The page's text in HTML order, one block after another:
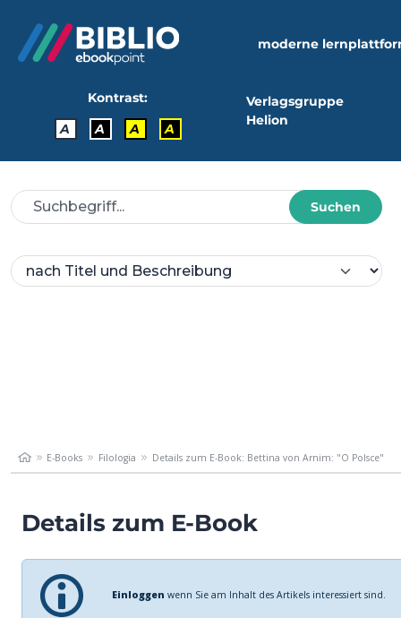
moderne
Kontrast:
A
A A A
Verlagsgruppe
Helion
Suchen
E-Books Filologia Details zum E-Book: Bettina von Arnim: "O Polsce"
Details zum E-Book
Einloggen wenn Sie am Inhalt des Artikels interessiert sind.